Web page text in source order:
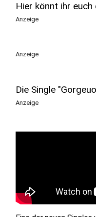
Hier könnt ihr
Anzeige
Anzeige
Die Single
Anzeige